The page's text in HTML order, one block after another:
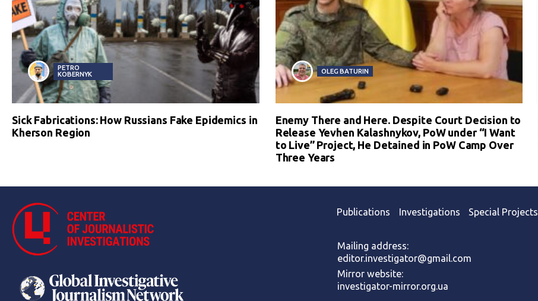
PETRO
KOBERNYK
Sick Fabrications: How Russians Fake Epidemics in
Kherson Region
OLEG BATURIN
Enemy There and Here. Despite Court Decision to
Release Yevhen Kalashnykov, PoW under “I Want
to Live” Project, He Detained in PoW Camp Over
Three Years
Publications Investigations Special Projects
Mailing address:
editor.investigator@gmail.com
Mirror website:
investigator-mirror.org.ua